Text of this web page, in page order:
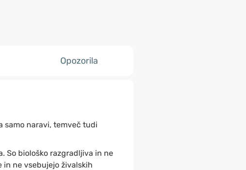
Opozorila
samo naravi, temveč tudi
So biološko razgradljiva in ne
in ne vsebujejo živalskih